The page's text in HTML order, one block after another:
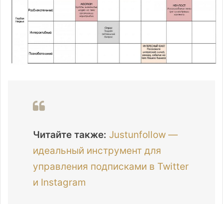
Читайте также: Justunfollow —
идеальный инструмент для
управления подписками в Twitter
и Instagram